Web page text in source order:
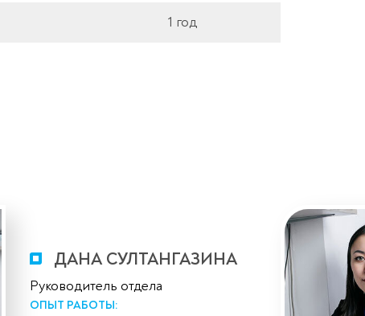
1 год
ДАНА CУЛТАНГАЗИНА
Руководитель отдела
ОПЫТ РАБОТЫ: